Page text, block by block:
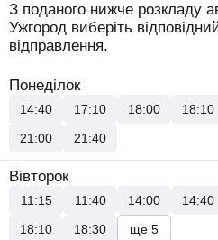
З поданого нижче розкладу
Ужгород виберіть
відправлення.
Понеділок
14:40 17:10 18:00 18:10
21:00
21:40
Вівторок
11:15 11:40 14:00 14:40
18:10
18:30 ще 5